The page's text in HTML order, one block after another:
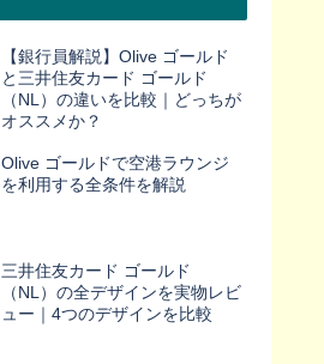
【銀行員解説】Olive ゴールド
と三井住友カード ゴールド
（NL）の違いを比較｜どっちが
オススメか？
Olive ゴールドで空港ラウンジ
を利用する全条件を解説
三井住友カード ゴールド
（NL）の全デザインを実物レビ
ュー｜4つのデザインを比較